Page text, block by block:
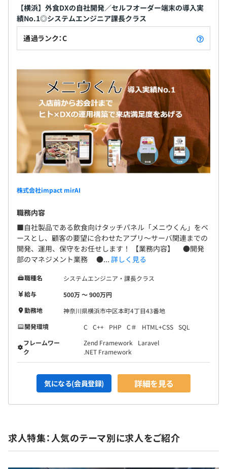
【横浜】外食DXの自社開発／セルフオーダー端末の導入実
績No.1◎システムエンジニア課長クラス
通過ランク：C
株式会社impact mirAI
職務内容
■自社製品である飲食向けタッチパネル「メニウくん」をベ
ースとし、顧客の要望に合わせたアプリ～サーバ関連までの
開発、運用、保守をお任せします！ 【業務内容】 ●開発
部のマネジメント業務 ●... 詳しく見る
職種名
システムエンジニア・課長クラス
給与
500万 〜 900万円
勤務地
神奈川県横浜市中区本町4丁目43番地
開発環境
C C++ PHP C＃ HTML+CSS SQL
フレームワー
ク
Zend Framework
Laravel
.NET Framework
気になる(会員登録) 詳細を見る
求人特集：人気のテーマ別に求人をご紹介